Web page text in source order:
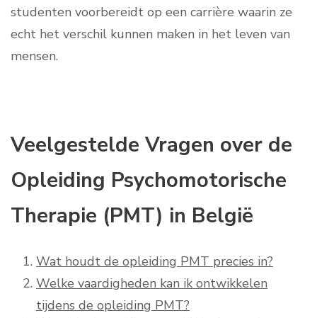
studenten voorbereidt op een carrière waarin ze
echt het verschil kunnen maken in het leven van
mensen.
Veelgestelde Vragen over de
Opleiding Psychomotorische
Therapie (PMT) in België
Wat houdt de opleiding PMT precies in?
Welke vaardigheden kan ik ontwikkelen
tijdens de opleiding PMT?